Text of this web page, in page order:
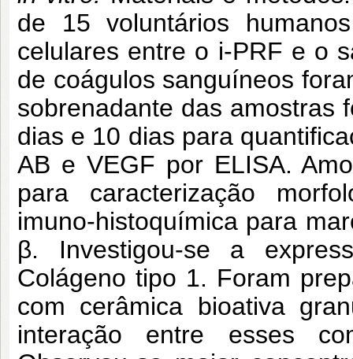
de 15 voluntários
celulares entre o i-PRF e o
de coágulos sanguíneos
sobrenadante das amostras
dias e 10 dias para
AB e VEGF por ELISA.
para caracterização
imuno-histoquímica para
β. Investigou-se a
Colágeno tipo 1. Foram
com cerâmica bioativa
interação entre esses